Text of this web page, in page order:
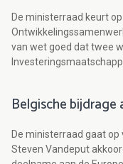
De ministerraad keurt
van wet goed dat twee
Belgische bijdrage
De ministerraad gaat
Steven Vandeput